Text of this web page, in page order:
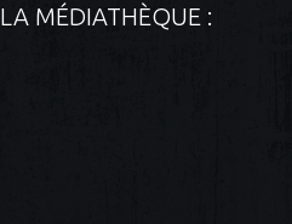
LA MÉDIATHÈQUE :